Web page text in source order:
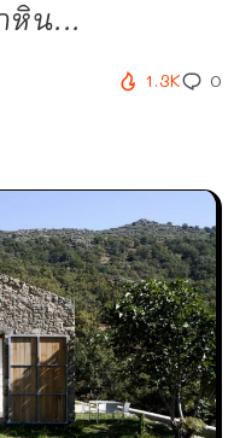
หิน...
1.3K 0